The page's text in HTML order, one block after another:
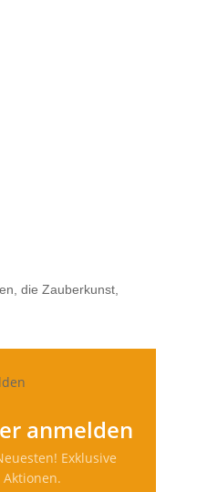
die Zauberkunst,
anmelden
Exklusive